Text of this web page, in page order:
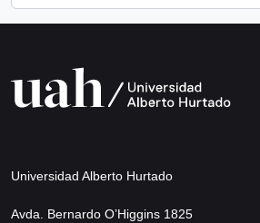
Universidad Alberto Hurtado
Avda. Bernardo O’Higgins 1825